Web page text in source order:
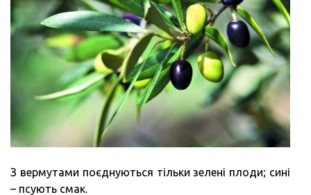
З вермутами поєднуються тільки зелені плоди; сині
– псують смак.